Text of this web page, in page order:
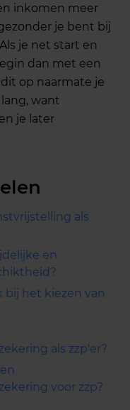
inkomen meer
je bent bij
je net start en
dan met een
op naarmate je
want
je later
als
en
bij het kiezen van
als zzp'er?
voor zzp?